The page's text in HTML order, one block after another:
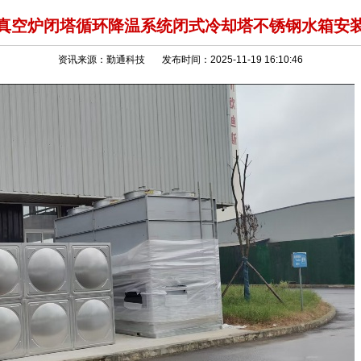
空炉闭塔循环降温系统闭式冷却塔不锈钢水箱安
资讯来源：勤通科技 发布时间：2025-11-19 16:10:46